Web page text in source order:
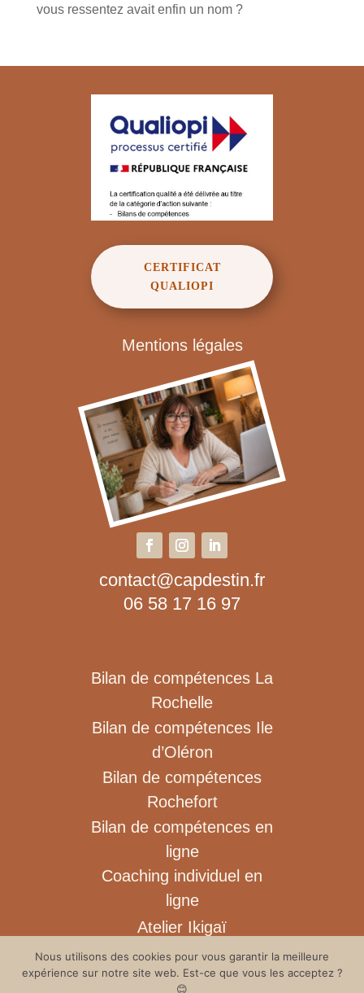
vous ressentez avait enfin un nom ?
CERTIFICAT
QUALIOPI
Mentions légales
contact@capdestin.fr
06 58 17 16 97
Bilan de compétences La
Rochelle
Bilan de compétences Ile
d’Oléron
Bilan de compétences
Rochefort
Bilan de compétences en
ligne
Coaching individuel en
ligne
Atelier Ikigaï
Blog
Contact
Nous utilisons des cookies pour vous garantir la meilleure
expérience sur notre site web. Est-ce que vous les acceptez ?
😊